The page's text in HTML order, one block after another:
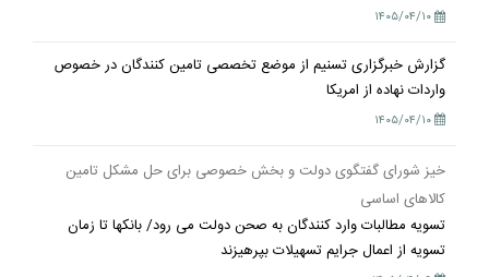
۱۴۰۵/۰۴/۱۰
گزارش خبرگزاری تسنیم از موضع تخصصی تامین کنندگان در خصوص
واردات نهاده از امریکا
۱۴۰۵/۰۴/۱۰
خیز شورای گفتگوی دولت و بخش خصوصی برای حل مشکل تامین
کالاهای اساسی
تسویه مطالبات وارد کنندگان به صحن دولت می رود/ بانکها تا زمان
تسویه از اعمال جرایم تسهیلات بپرهیزند